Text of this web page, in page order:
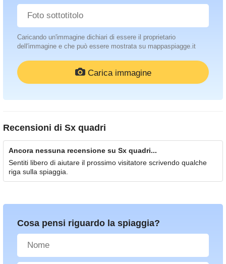
Caricando un'immagine dichiari di essere il proprietario
dell'immagine e che può essere mostrata su mappaspiagge.it
Carica immagine
Recensioni di Sx quadri
Ancora nessuna recensione su Sx quadri...
Sentiti libero di aiutare il prossimo visitatore scrivendo qualche
riga sulla spiaggia.
Cosa pensi riguardo la spiaggia?